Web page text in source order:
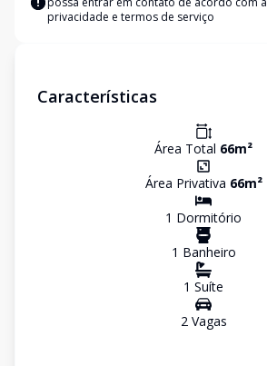
privacidade e termos de serviço
Características
Área Total 66m²
Área Privativa 66m²
1 Dormitório
1 Banheiro
1 Suíte
2Vagas